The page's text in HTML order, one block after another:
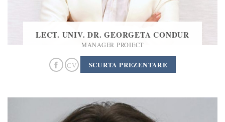
LECT. UNIV. DR. GEORGETA CONDUR
MANAGER PROIECT
SCURTA PREZENTARE